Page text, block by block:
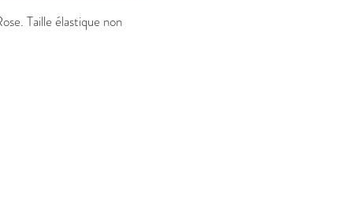
Taille élastique non